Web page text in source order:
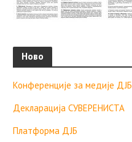
Ново
Конференције за медије ДЈБ
Декларација СУВЕРЕНИСТА
Платформа ДЈБ